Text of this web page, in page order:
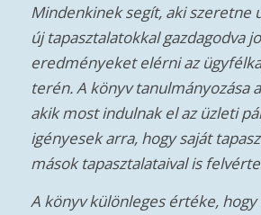
szeretne új ismeretekkel,
jobb
ügyfélkapcsolatok
azoknak is segít,
üzleti pályájukon, akik
tapasztalataik mellett
is felvértezzék magukat.
hogy a bemutatott
Ki a szerző és miért